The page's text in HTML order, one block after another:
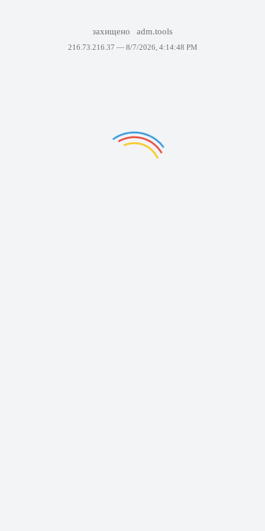
захищено adm.tools
216.73.216.37 — 8/7/2026, 4:14:48 PM